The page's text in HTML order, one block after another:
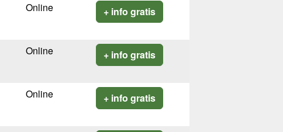
Online + info gratis
Online + info gratis
Online + info gratis